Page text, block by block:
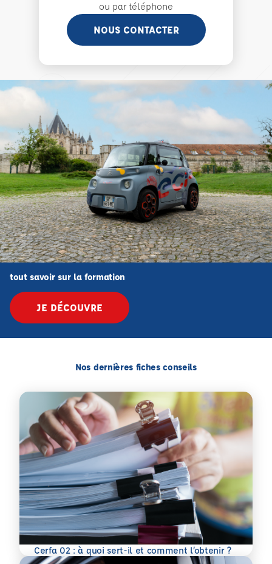
ou par téléphone
NOUS CONTACTER
tout savoir sur la formation
JE DÉCOUVRE
Nos dernières fiches conseils
Cerfa 02 : à quoi sert-il et comment l’obtenir ?
En savoir plus